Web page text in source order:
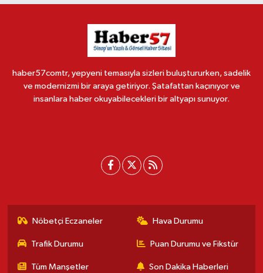
haber57comtr, yepyeni temasıyla sizleri buluştururken, sadelik
ve modernizmi bir araya getiriyor. Şatafattan kaçınıyor ve
insanlara haber okuyabilecekleri bir altyapı sunuyor.
Nöbetçi Eczaneler Hava Durumu
Trafik Durumu Puan Durumu ve Fikstür
Tüm Manşetler Son Dakika Haberleri